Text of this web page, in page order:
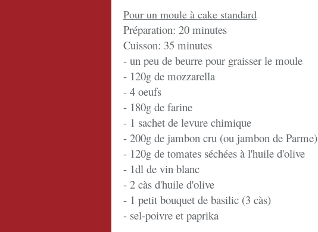
Pour un moule à cake standard
Préparation: 20 minutes
Cuisson: 35 minutes
- un peu de beurre pour graisser le moule
- 120g de mozzarella
- 4 oeufs
- 180g de farine
- 1 sachet de levure chimique
- 200g de jambon cru (ou jambon de Parme)
- 120g de tomates séchées à l'huile d'olive
- 1dl de vin blanc
- 2 càs d'huile d'olive
- 1 petit bouquet de basilic (3 càs)
- sel-poivre et paprika